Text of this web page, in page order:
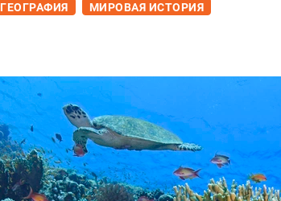
ГЕОГРАФИЯ МИРОВАЯ ИСТОРИЯ